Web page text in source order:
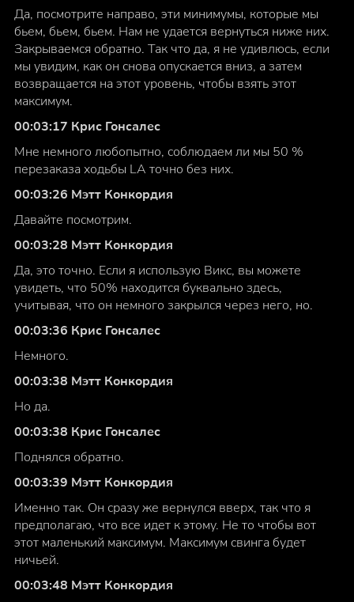
Да, посмотрите направо, эти минимумы, которые мы
бьем, бьем, бьем. Нам не удается вернуться ниже них.
Закрываемся обратно. Так что да, я не удивлюсь, если
мы увидим, как он снова опускается вниз, а затем
возвращается на этот уровень, чтобы взять этот
максимум.
00:03:17 Крис Гонсалес
Мне немного любопытно, соблюдаем ли мы 50 %
перезаказа ходьбы LA точно без них.
00:03:26 Мэтт Конкордия
Давайте посмотрим.
00:03:28 Мэтт Конкордия
Да, это точно. Если я использую Викс, вы можете
увидеть, что 50% находится буквально здесь,
учитывая, что он немного закрылся через него, но.
00:03:36 Крис Гонсалес
Немного.
00:03:38 Мэтт Конкордия
Но да.
00:03:38 Крис Гонсалес
Поднялся обратно.
00:03:39 Мэтт Конкордия
Именно так. Он сразу же вернулся вверх, так что я
предполагаю, что все идет к этому. Не то чтобы вот
этот маленький максимум. Максимум свинга будет
ничьей.
00:03:48 Мэтт Конкордия